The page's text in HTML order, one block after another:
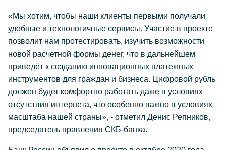
«Мы хотим, чтобы наши клиенты первыми получали
удобные и технологичные сервисы. Участие в проекте
позволит нам протестировать, изучить возможности
новой расчетной формы денег, что в дальнейшем
приведёт к созданию инновационных платежных
инструментов для граждан и бизнеса. Цифровой рубль
должен будет комфортно работать даже в условиях
отсутствия интернета, что особенно важно в условиях
масштаба нашей страны», - отметил Денис Репников,
председатель правления СКБ-банка.